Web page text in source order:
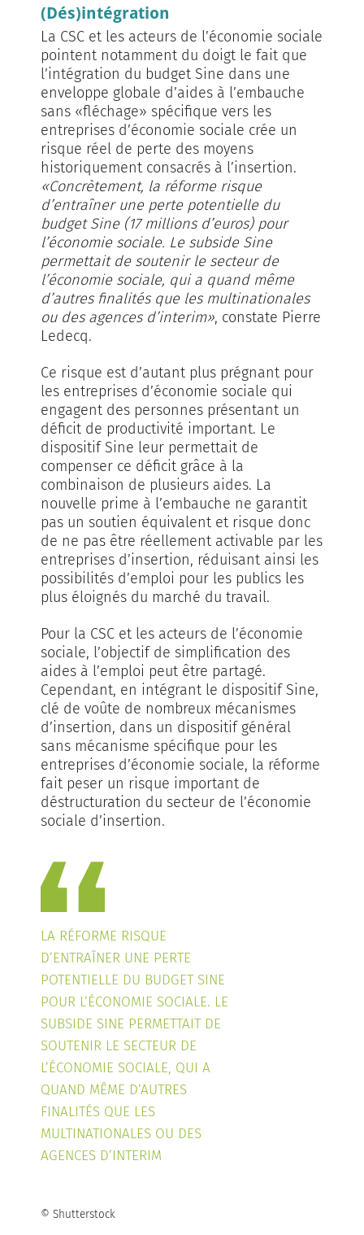
(Dés)intégration
La CSC et les acteurs de l’économie sociale
pointent notamment du doigt le fait que
l’intégration du budget Sine dans une
enveloppe globale d’aides à l’embauche
sans «fléchage» spécifique vers les
entreprises d’économie sociale crée un
risque réel de perte des moyens
historiquement consacrés à l’insertion.
«Concrètement, la réforme risque
d’entraîner une perte potentielle du
budget Sine (17 millions d’euros) pour
l’économie sociale. Le subside Sine
permettait de soutenir le secteur de
l’économie sociale, qui a quand même
d’autres finalités que les multinationales
ou des agences d’interim», constate Pierre
Ledecq.
Ce risque est d’autant plus prégnant pour
les entreprises d’économie sociale qui
engagent des personnes présentant un
déficit de productivité important. Le
dispositif Sine leur permettait de
compenser ce déficit grâce à la
combinaison de plusieurs aides. La
nouvelle prime à l’embauche ne garantit
pas un soutien équivalent et risque donc
de ne pas être réellement activable par les
entreprises d’insertion, réduisant ainsi les
possibilités d’emploi pour les publics les
plus éloignés du marché du travail.
Pour la CSC et les acteurs de l’économie
sociale, l’objectif de simplification des
aides à l’emploi peut être partagé.
Cependant, en intégrant le dispositif Sine,
clé de voûte de nombreux mécanismes
d’insertion, dans un dispositif général
sans mécanisme spécifique pour les
entreprises d’économie sociale, la réforme
fait peser un risque important de
déstructuration du secteur de l’économie
sociale d’insertion.
LA RÉFORME RISQUE
D’ENTRAÎNER UNE PERTE
POTENTIELLE DU BUDGET SINE
POUR L’ÉCONOMIE SOCIALE. LE
SUBSIDE SINE PERMETTAIT DE
SOUTENIR LE SECTEUR DE
L’ÉCONOMIE SOCIALE, QUI A
QUAND MÊME D’AUTRES
FINALITÉS QUE LES
MULTINATIONALES OU DES
AGENCES D’INTERIM
© Shutterstock